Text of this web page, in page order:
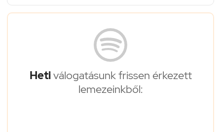
Hetiválogatásunk frissen érkezett
lemezeinkből: